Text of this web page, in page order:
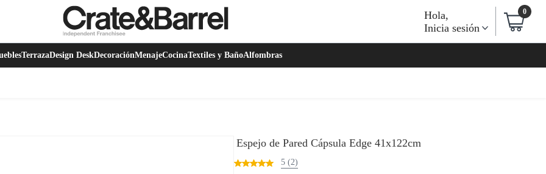
Hola,
Inicia sesión
0
TerrazaDesign DeskDecoraciónMenajeCocinaTextiles y BañoAlfombras
Espejo de Pared Cápsula Edge 41x122cm
5 (2)